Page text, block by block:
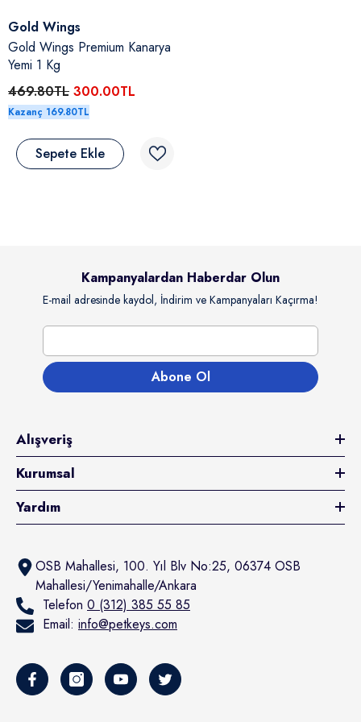
Sepete Ekle
Satıcı:
Gold Wings
Gold Wings Premium Kanarya
Yemi 1 Kg
469.80TL 300.00TL
Kazanç 169.80TL
Sepete Ekle
Kampanyalardan Haberdar Olun
E-mail adresinde kaydol, İndirim ve Kampanyaları Kaçırma!
Abone Ol
Alışveriş
Kurumsal
Yardım
OSB Mahallesi, 100. Yıl Blv No:25, 06374 OSB
Mahallesi/Yenimahalle/Ankara
Telefon 0 (312) 385 55 85
Email: info@petkeys.com